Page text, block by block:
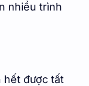
nhiều trình
hết được tất